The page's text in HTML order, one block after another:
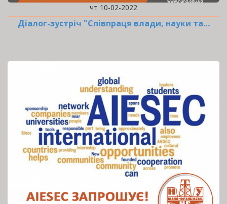
чт 10-02-2022
Діалог-зустріч "Співпраця влади, науки та…